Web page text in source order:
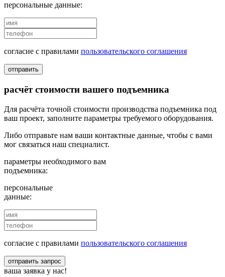
персональные данные:
согласие с правилами пользовательского соглашения
отправить
расчёт стоимости вашего подъемника
Для расчёта точной стоимости производства подъемника под
ваш проект, заполните параметры требуемого оборудования.
Либо отправьте нам ваши контактные данные, чтобы с вами
мог связаться наш специалист.
параметры необходимого вам
подъемника:
персональные
данные:
согласие с правилами пользовательского соглашения
отправить запрос
ваша заявка у нас!